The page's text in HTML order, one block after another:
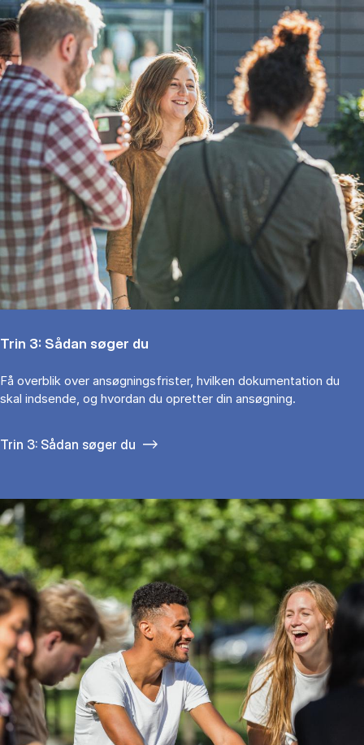
Trin 3: Sådan søger du
Få overblik over ansøgningsfrister, hvilken dokumentation du
skal indsende, og hvordan du opretter din ansøgning.
Trin 3: Sådan søger du